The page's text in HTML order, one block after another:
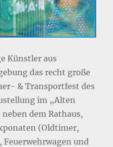
Künstler aus
das recht große
& Transportfest des
im „Alten
dem Rathaus,
(Oldtimer,
Feuerwehrwagen und